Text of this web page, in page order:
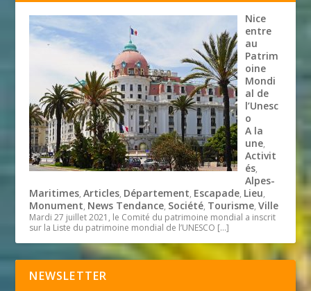
Nice
entre
au
Patrim
oine
Mondi
al de
l’Unesc
o
A la
une,
Activit
és,
Alpes-
Maritimes,Articles, Département, Escapade, Lieu,
Monument, News Tendance, Société, Tourisme,Ville
Mardi 27 juillet 2021, le Comité du patrimoine mondial a inscrit
sur la Liste du patrimoine mondial de l’UNESCO […]
NEWSLETTER